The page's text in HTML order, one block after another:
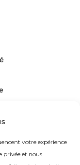
votre expérience
privée et nous